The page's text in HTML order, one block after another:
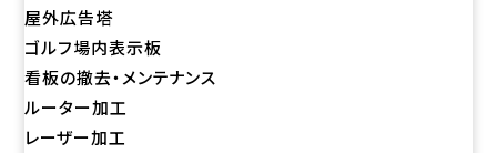
屋外広告塔
ゴルフ場内表示板
看板の撤去・メンテナンス
ルーター加工
レーザー加工